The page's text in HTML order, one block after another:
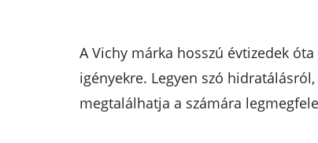
A Vichy márka hosszú évtizedek
igényekre. Legyen szó
megtalálhatja a számára